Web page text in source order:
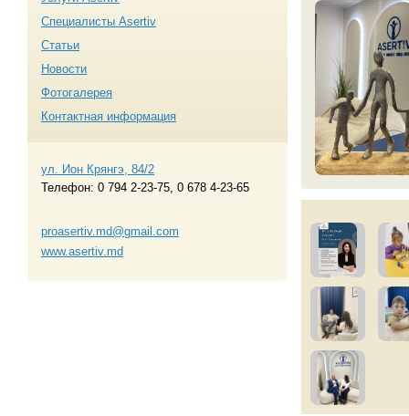
Специалисты Asertiv
Статьи
Новости
Фотогалерея
Контактная информация
ул. Ион Крянгэ, 84/2
Телефон: 0 794 2-23-75, 0 678 4-23-65
proasertiv.md@gmail.com
www.asertiv.md